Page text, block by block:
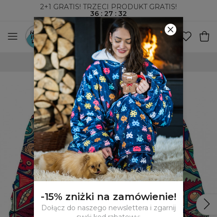
2+1 GRATIS! TRZECI PRODUKT GRATIS!
36 : 27 :31
WYSYŁKA ZA POBRANIEM I DO PACZKOMATÓW
-15% zniżki na zamówienie!
Dołącz do naszego newslettera i zgarnij